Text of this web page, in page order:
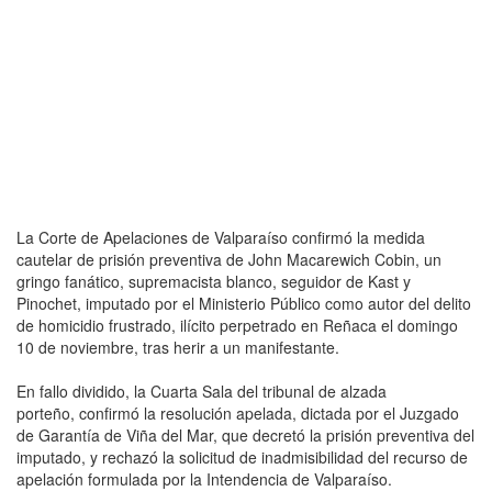
La Corte de Apelaciones de Valparaíso confirmó la medida
cautelar de prisión preventiva de John Macarewich Cobin, un
gringo fanático, supremacista blanco, seguidor de Kast y
Pinochet, imputado por el Ministerio Público como autor del delito
de homicidio frustrado, ilícito perpetrado en Reñaca el domingo
10 de noviembre, tras herir a un manifestante.
En fallo dividido, la Cuarta Sala del tribunal de alzada
porteño, confirmó la resolución apelada, dictada por el Juzgado
de Garantía de Viña del Mar, que decretó la prisión preventiva del
imputado, y rechazó la solicitud de inadmisibilidad del recurso de
apelación formulada por la Intendencia de Valparaíso.